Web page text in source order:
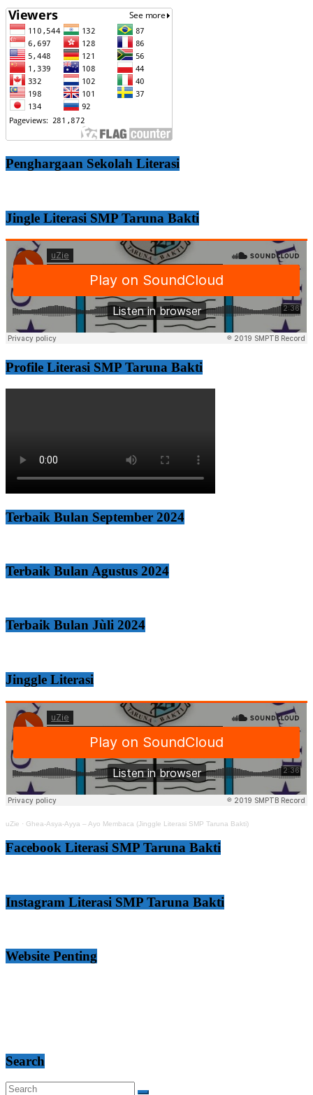
Penghargaan Sekolah Literasi
Jingle Literasi SMP Taruna Bakti
Profile Literasi SMP Taruna Bakti
Terbaik Bulan September 2024
Terbaik Bulan Agustus 2024
Terbaik Bulan Jùli 2024
Jinggle Literasi
uZie · Ghea-Asya-Ayya – Ayo Membaca (Jinggle Literasi SMP Taruna Bakti)
Facebook Literasi SMP Taruna Bakti
Instagram Literasi SMP Taruna Bakti
Website Penting
Search